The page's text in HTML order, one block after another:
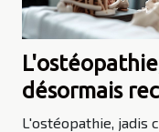
désormais
médecine
L'ostéopathie, jadis